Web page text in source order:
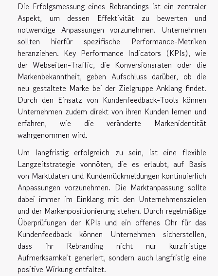
Die Erfolgsmessung eines Rebrandings ist ein zentraler
Aspekt, um dessen Effektivität zu bewerten und
notwendige Anpassungen vorzunehmen. Unternehmen
sollten hierfür spezifische Performance-Metriken
heranziehen. Key Performance Indicators (KPIs), wie
der Webseiten-Traffic, die Konversionsraten oder die
Markenbekanntheit, geben Aufschluss darüber, ob die
neu gestaltete Marke bei der Zielgruppe Anklang findet.
Durch den Einsatz von Kundenfeedback-Tools können
Unternehmen zudem direkt von ihren Kunden lernen und
erfahren, wie die veränderte Markenidentität
wahrgenommen wird.
Um langfristig erfolgreich zu sein, ist eine flexible
Langzeitstrategie vonnöten, die es erlaubt, auf Basis
von Marktdaten und Kundenrückmeldungen kontinuierlich
Anpassungen vorzunehmen. Die Marktanpassung sollte
dabei immer im Einklang mit den Unternehmenszielen
und der Markenpositionierung stehen. Durch regelmäßige
Überprüfungen der KPIs und ein offenes Ohr für das
Kundenfeedback können Unternehmen sicherstellen,
dass ihr Rebranding nicht nur kurzfristige
Aufmerksamkeit generiert, sondern auch langfristig eine
positive Wirkung entfaltet.